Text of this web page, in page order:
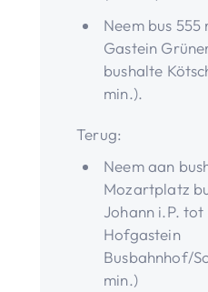
Neem bus
Gastein
bushalte
min.).
Terug:
Neem aan
Mozartplatz
Johann i.P.
Hofgastein
Busbahnhof/
min.)